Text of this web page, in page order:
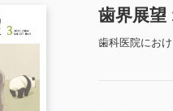
歯界展望
歯科医院にお